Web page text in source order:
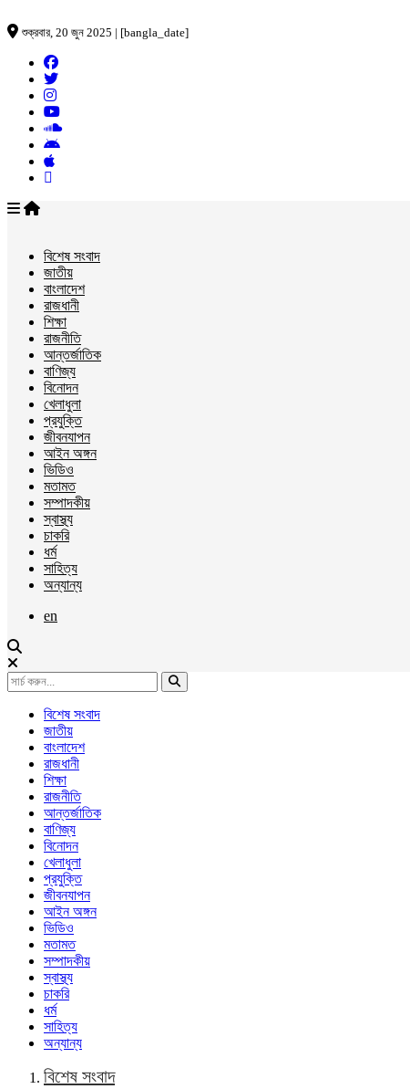
শুক্রবার, 20 জুন 2025 | [bangla_date]
বিশেষ সংবাদ
জাতীয়
বাংলাদেশ
রাজধানী
শিক্ষা
রাজনীতি
আন্তর্জাতিক
বাণিজ্য
বিনোদন
খেলাধুলা
প্রযুক্তি
জীবনযাপন
আইন অঙ্গন
ভিডিও
মতামত
সম্পাদকীয়
স্বাস্থ্য
চাকরি
ধর্ম
সাহিত্য
অন্যান্য
en
বিশেষ সংবাদ
জাতীয়
বাংলাদেশ
রাজধানী
শিক্ষা
রাজনীতি
আন্তর্জাতিক
বাণিজ্য
বিনোদন
খেলাধুলা
প্রযুক্তি
জীবনযাপন
আইন অঙ্গন
ভিডিও
মতামত
সম্পাদকীয়
স্বাস্থ্য
চাকরি
ধর্ম
সাহিত্য
অন্যান্য
বিশেষ সংবাদ